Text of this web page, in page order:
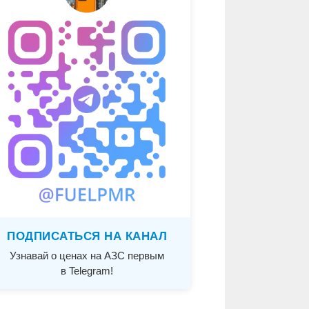
ПОДПИСАТЬСЯ НА КАНАЛ
Узнавай о ценах на АЗС первым
в Telegram!